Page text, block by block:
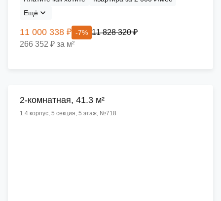
Ещё
11 000 338 ₽ -7% 11 828 320 ₽
266 352 ₽ за м²
2-комнатная, 41.3 м²
1.4 корпус, 5 секция, 5 этаж, №718